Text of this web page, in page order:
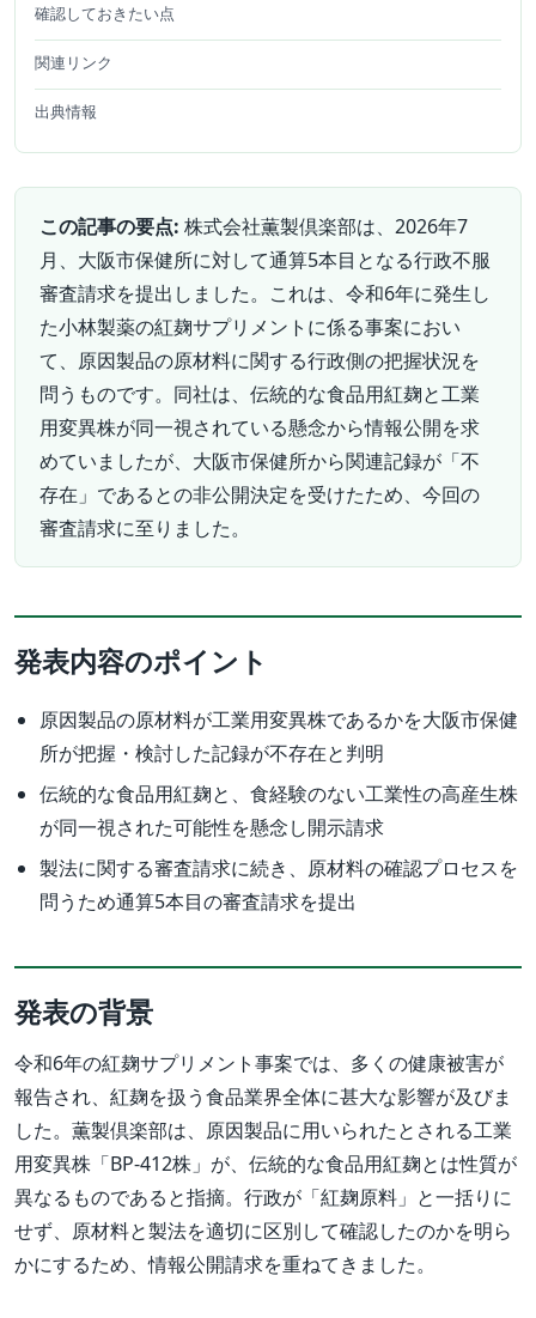
確認しておきたい点
関連リンク
出典情報
この記事の要点: 株式会社薫製倶楽部は、2026年7
月、大阪市保健所に対して通算5本目となる行政不服
審査請求を提出しました。これは、令和6年に発生し
た小林製薬の紅麹サプリメントに係る事案におい
て、原因製品の原材料に関する行政側の把握状況を
問うものです。同社は、伝統的な食品用紅麹と工業
用変異株が同一視されている懸念から情報公開を求
めていましたが、大阪市保健所から関連記録が「不
存在」であるとの非公開決定を受けたため、今回の
審査請求に至りました。
発表内容のポイント
原因製品の原材料が工業用変異株であるかを大阪市保健
所が把握・検討した記録が不存在と判明
伝統的な食品用紅麹と、食経験のない工業性の高産生株
が同一視された可能性を懸念し開示請求
製法に関する審査請求に続き、原材料の確認プロセスを
問うため通算5本目の審査請求を提出
発表の背景
令和6年の紅麹サプリメント事案では、多くの健康被害が
報告され、紅麹を扱う食品業界全体に甚大な影響が及びま
した。薫製倶楽部は、原因製品に用いられたとされる工業
用変異株「BP-412株」が、伝統的な食品用紅麹とは性質が
異なるものであると指摘。行政が「紅麹原料」と一括りに
せず、原材料と製法を適切に区別して確認したのかを明ら
かにするため、情報公開請求を重ねてきました。